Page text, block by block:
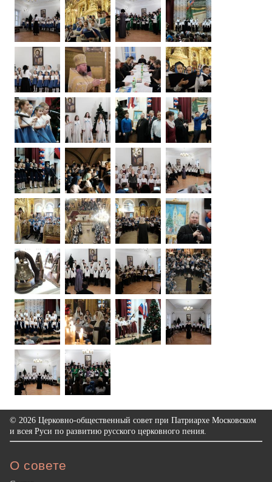
© 2026 Церковно-общественный совет при Патриархе Московском
и всея Руси по развитию русского церковного пения.
О совете